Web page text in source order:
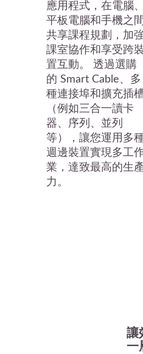
應用程式，在電腦、
平板電腦和手機之間
共享課程規劃，加
課室協作和享受跨
置互動。 透過選購
的 Smart Cable、多
種連接埠和擴充插
（例如三合一讀卡
器、序列、並列
等），讓您運用多
週邊裝置實現多工
業，達致最高的生
力。
讓
一